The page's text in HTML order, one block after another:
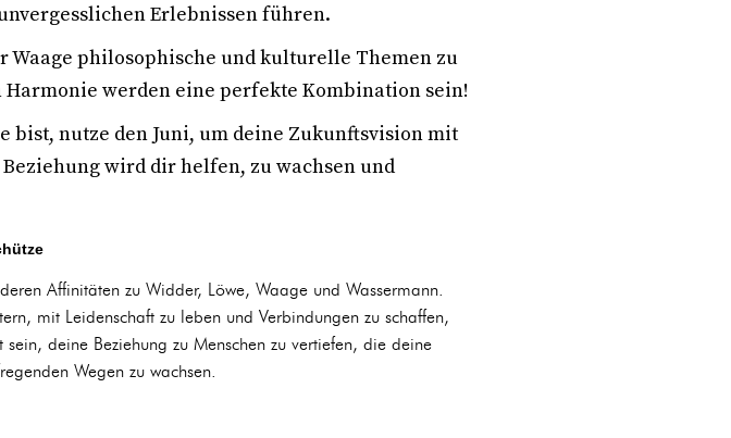
Erlebnissen führen.
Waage philosophische und kulturelle Themen zu
werden eine perfekte Kombination sein!
bist, nutze den Juni, um deine Zukunftsvision mit
wird dir helfen, zu wachsen und
Affinitäten zu Widder, Löwe, Waage und Wassermann.
mit Leidenschaft zu leben und Verbindungen zu schaffen,
deine Beziehung zu Menschen zu vertiefen, die deine
Wegen zu wachsen.